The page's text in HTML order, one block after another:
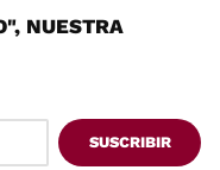
NUESTRA
SUSCRIBIR